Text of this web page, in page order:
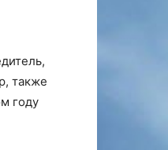
также
году